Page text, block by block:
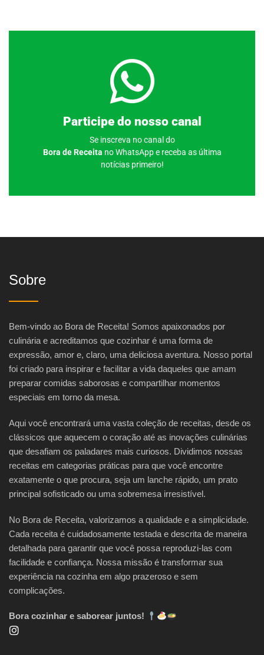
Participe do nosso canal
Se inscreva no canal do
Bora de Receita no WhatsApp e receba as última
notícias primeiro!
Clique aqui
Sobre
Bem-vindo ao Bora de Receita! Somos apaixonados por
culinária e acreditamos que cozinhar é uma forma de
expressão, amor e, claro, uma deliciosa aventura. Nosso portal
foi criado para inspirar e facilitar a vida daqueles que amam
preparar comidas saborosas e compartilhar momentos
especiais em torno da mesa.
Aqui você encontrará uma vasta coleção de receitas, desde os
clássicos que aquecem o coração até as inovações culinárias
que desafiam os paladares mais curiosos. Dividimos nossas
receitas em categorias práticas para que você encontre
exatamente o que procura, seja um lanche rápido, um prato
principal sofisticado ou uma sobremesa irresistível.
No Bora de Receita, valorizamos a qualidade e a simplicidade.
Cada receita é cuidadosamente testada e descrita de maneira
detalhada para garantir que você possa reproduzi-las com
facilidade e confiança. Nossa missão é transformar sua
experiência na cozinha em algo prazeroso e sem
complicações.
Bora cozinhar e saborear juntos!